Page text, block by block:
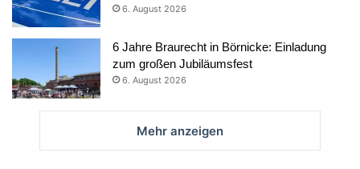
6. August 2026
6 Jahre Braurecht in Börnicke: Einladung
zum großen Jubiläumsfest
6. August 2026
Mehr anzeigen